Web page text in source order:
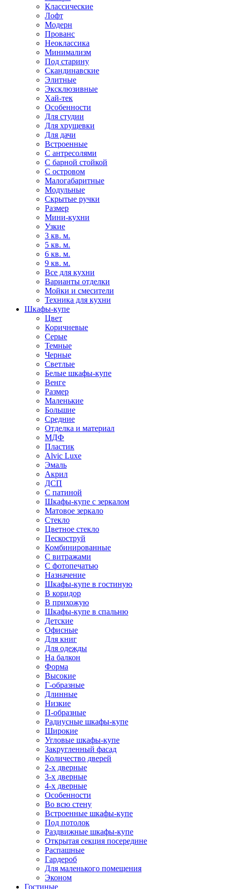
Классические
Лофт
Модерн
Прованс
Неоклассика
Минимализм
Под старину
Скандинавские
Элитные
Эксклюзивные
Хай-тек
Особенности
Для студии
Для хрущевки
Для дачи
Встроенные
С антресолями
С барной стойкой
С островом
Малогабаритные
Модульные
Скрытые ручки
Размер
Мини-кухни
Узкие
3 кв. м.
5 кв. м.
6 кв. м.
9 кв. м.
Все для кухни
Варианты отделки
Мойки и смесители
Техника для кухни
Шкафы-купе
Цвет
Коричневые
Серые
Темные
Черные
Светлые
Белые шкафы-купе
Венге
Размер
Маленькие
Большие
Средние
Отделка и материал
МДФ
Пластик
Alvic Luxe
Эмаль
Акрил
ДСП
С патиной
Шкафы-купе с зеркалом
Матовое зеркало
Стекло
Цветное стекло
Пескоструй
Комбинированные
С витражами
С фотопечатью
Назначение
Шкафы-купе в гостиную
В коридор
В прихожую
Шкафы-купе в спальню
Детские
Офисные
Для книг
Для одежды
На балкон
Форма
Высокие
Г-образные
Длинные
Низкие
П-образные
Радиусные шкафы-купе
Широкие
Угловые шкафы-купе
Закругленный фасад
Количество дверей
2-х дверные
3-х дверные
4-х дверные
Особенности
Во всю стену
Встроенные шкафы-купе
Под потолок
Раздвижные шкафы-купе
Открытая секция посередине
Распашные
Гардероб
Для маленького помещения
Эконом
Гостиные